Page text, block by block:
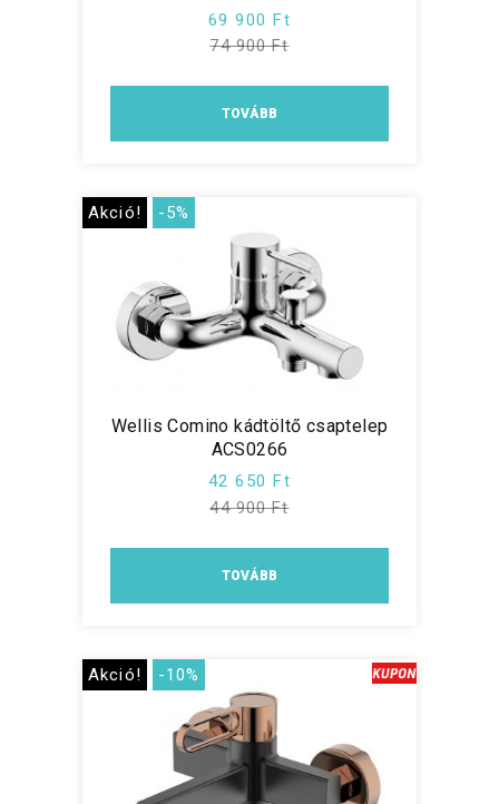
69 900 Ft
74 900 Ft
TOVÁBB
Akció! -5%
Wellis Comino kádtöltő csaptelep
ACS0266
42 650 Ft
44 900 Ft
TOVÁBB
Akció! -10%